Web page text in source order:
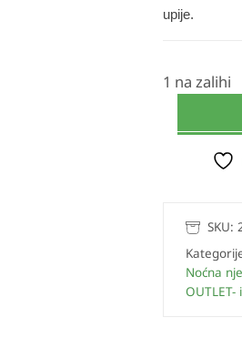
upije.
1 na zalihi
SKU:
Noćna